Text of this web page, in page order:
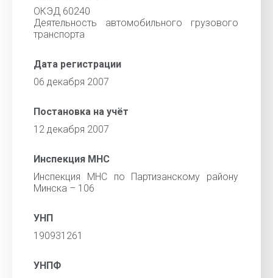
ОКЭД 60240
Деятельность автомобильного грузового
транспорта
Дата регистрации
06 декабря 2007
Постановка на учёт
12 декабря 2007
Инспекция МНС
Инспекция МНС по Партизанскому району
Минска – 106
УНП
190931261
УНПФ